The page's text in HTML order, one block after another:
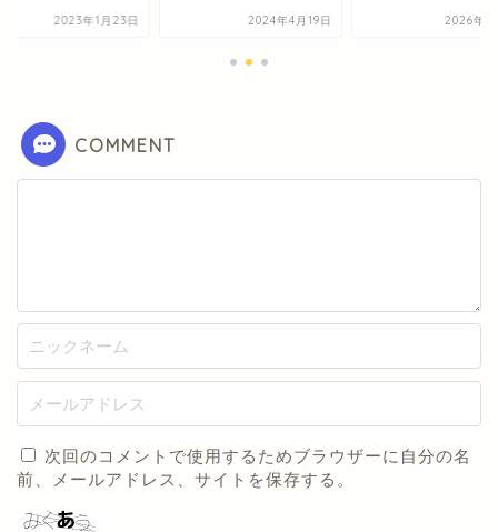
2023年1月23日 2024年4月19日 2026年6
COMMENT
次回のコメントで使用するためブラウザーに自分の名
前、メールアドレス、サイトを保存する。